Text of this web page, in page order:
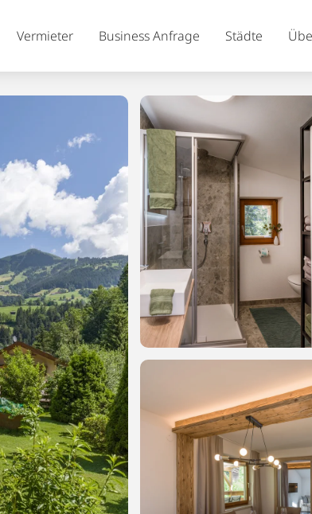
Vermieter Business Anfrage Städte